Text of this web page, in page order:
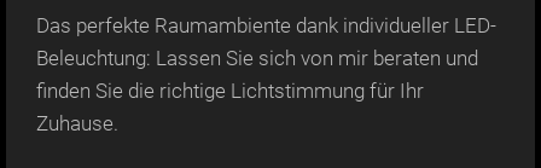
Das perfekte Raumambiente dank individueller LED-
Beleuchtung: Lassen Sie sich von mir beraten und
finden Sie die richtige Lichtstimmung für Ihr
Zuhause.